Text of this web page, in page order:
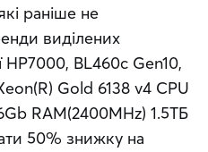
раніше не
виділених
HP7000, BL460c Gen10,
Gold 6138 v4 CPU
RAM(2400MHz) 1.5ТБ
50% знижку на